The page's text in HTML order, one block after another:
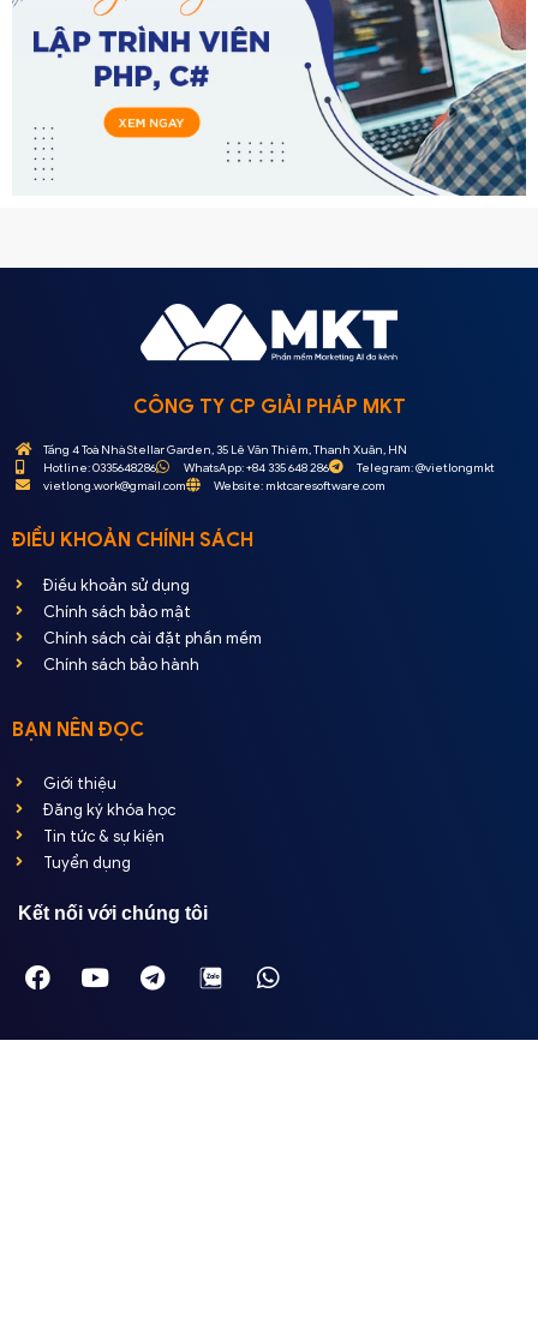
CÔNG TY CP GIẢI PHÁP MKT
Tầng 4 Toà Nhà Stellar Garden, 35 Lê Văn Thiêm, Thanh Xuân, HN
Hotline: 0335648286
WhatsApp: +84 335 648 286
Telegram: @vietlongmkt
vietlong.work@gmail.com
Website: mktcaresoftware.com
ĐIỀU KHOẢN CHÍNH SÁCH
Điều khoản sử dụng
Chính sách bảo mật
Chính sách cài đặt phần mềm
Chính sách bảo hành
BẠN NÊN ĐỌC
Giới thiệu
Đăng ký khóa học
Tin tức & sự kiện
Tuyển dụng
Kết nối với chúng tôi